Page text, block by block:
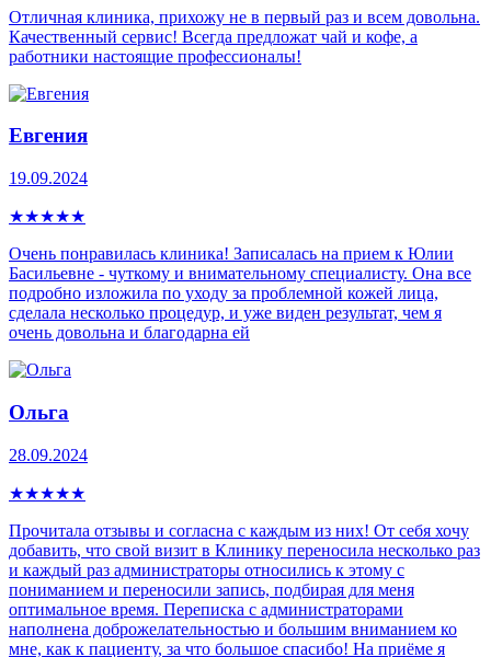
Отличная клиника, прихожу не в первый раз и всем довольна.
Качественный сервис! Всегда предложат чай и кофе, а
работники настоящие профессионалы!
Евгения
19.09.2024
★★★★★
Очень понравилась клиника! Записалась на прием к Юлии
Басильевне - чуткому и внимательному специалисту. Она все
подробно изложила по уходу за проблемной кожей лица,
сделала несколько процедур, и уже виден результат, чем я
очень довольна и благодарна ей
Ольга
28.09.2024
★★★★★
Прочитала отзывы и согласна с каждым из них! От себя хочу
добавить, что свой визит в Клинику переносила несколько раз
и каждый раз администраторы относились к этому с
пониманием и переносили запись, подбирая для меня
оптимальное время. Переписка с администраторами
наполнена доброжелательностью и большим вниманием ко
мне, как к пациенту, за что большое спасибо! На приёме я